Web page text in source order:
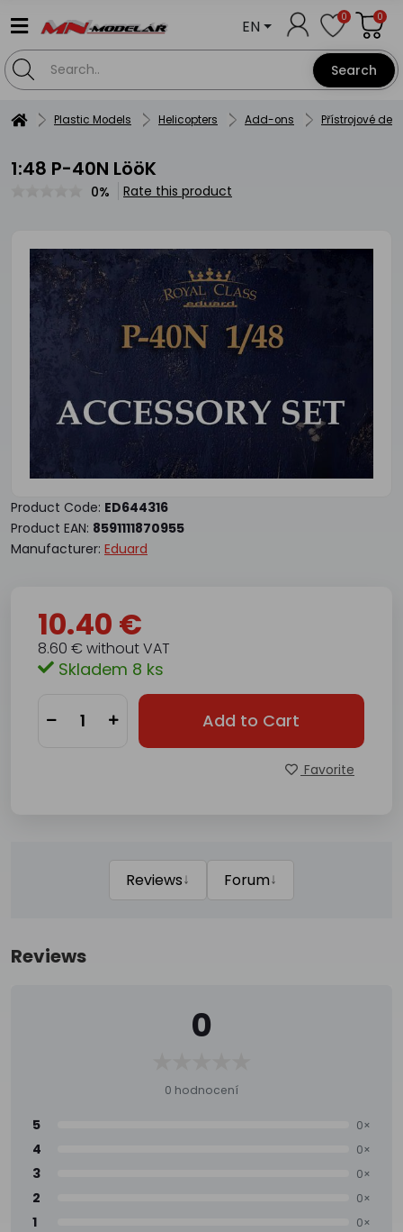
Search
EN 0 0
Plastic Models Helicopters Add-ons Přístrojové
1:48 P-40N LööK
0% Rate this product
Product Code: ED644316
Product EAN: 8591111870955
Manufacturer: Eduard
10.40 €
8.60 € without VAT
Skladem 8 ks
Add to Cart
Favorite
Reviews↓ Forum↓
Reviews
0
0 hodnocení
5 0×
4 0×
3 0×
2 0×
1 0×